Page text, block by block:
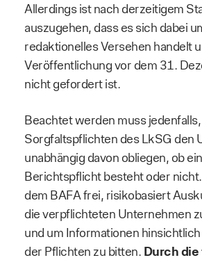
Allerdings ist nach derzeitigem
auszugehen, dass es sich dabei
redaktionelles Versehen handelt
Veröffentlichung vor dem 31.
nicht gefordert ist.
Beachtet werden muss
Sorgfaltspflichten des LkSG den
unabhängig davon obliegen, ob
Berichtspflicht besteht oder
dem BAFA frei, risikobasiert
die verpflichteten Unternehmen
und um Informationen
der Pflichten zu bitten. Durch